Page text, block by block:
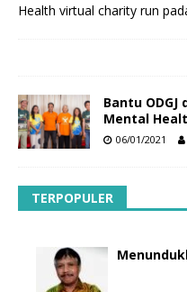
Health virtual charity run
Bantu
Mental
06/01/2021
TERPOPULER